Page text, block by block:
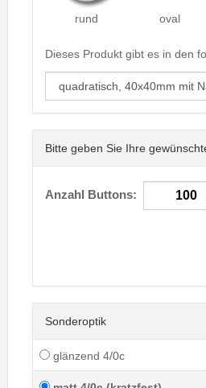
rund oval
Dieses Produkt gibt es in den
Bitte geben Sie Ihre
Anzahl Buttons:
Sonderoptik
glänzend 4/0c
< /picture>